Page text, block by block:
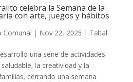
celebra la Semana de la
con arte, juegos y hábitos
Comunal | Nov 22, 2025 | Taltal
una serie de actividades
la creatividad y la
cerrando una semana